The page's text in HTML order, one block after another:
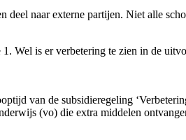
deel naar externe partijen. Niet alle
Wel is er verbetering te zien in de
van de subsidieregeling
(vo) die extra middelen